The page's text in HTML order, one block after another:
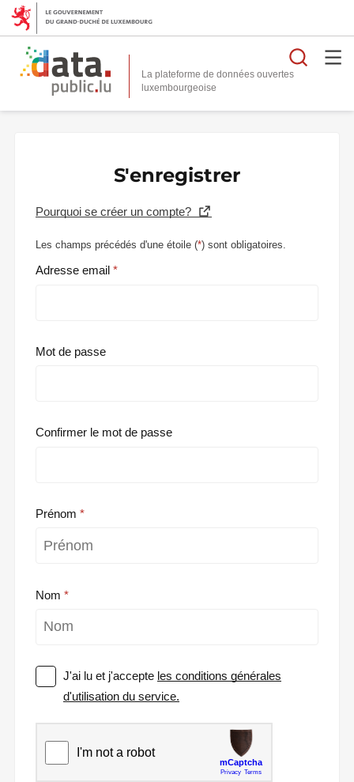
La plateforme de données ouvertes
S'enregistrer
Pourquoi se créer un compte?
Les champs précédés d'une étoile (*) sont obligatoires.
Adresse email
Mot de passe
Confirmer le mot de passe
Prénom
Nom
J'ai lu et j'accepte les conditions générales
d'utilisation du service.